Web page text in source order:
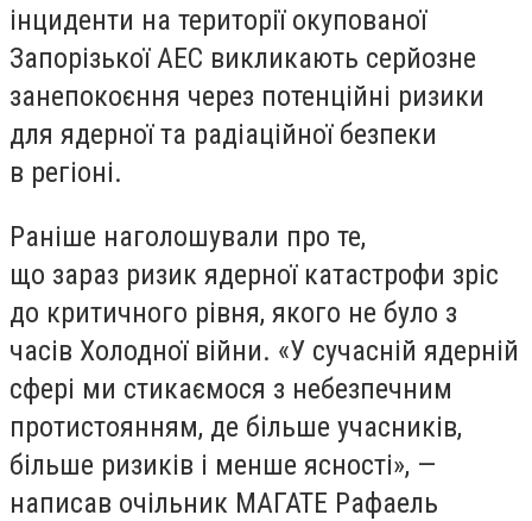
інциденти на території окупованої
Запорізької АЕС викликають серйозне
занепокоєння через потенційні ризики
для ядерної та радіаційної безпеки
в регіоні.
Раніше наголошували про те,
що зараз ризик ядерної катастрофи зріс
до критичного рівня, якого не було з
часів Холодної війни. «У сучасній ядерній
сфері ми стикаємося з небезпечним
протистоянням, де більше учасників,
більше ризиків і менше ясності», —
написав очільник МАГАТЕ Рафаель